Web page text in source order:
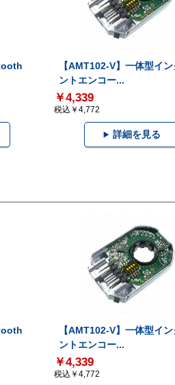
【AMT102-V】一体型イン
ントエンコー...
￥4,339
税込￥4,772
詳細を見る
【AMT102-V】一体型イン
ントエンコー...
￥4,339
税込￥4,772